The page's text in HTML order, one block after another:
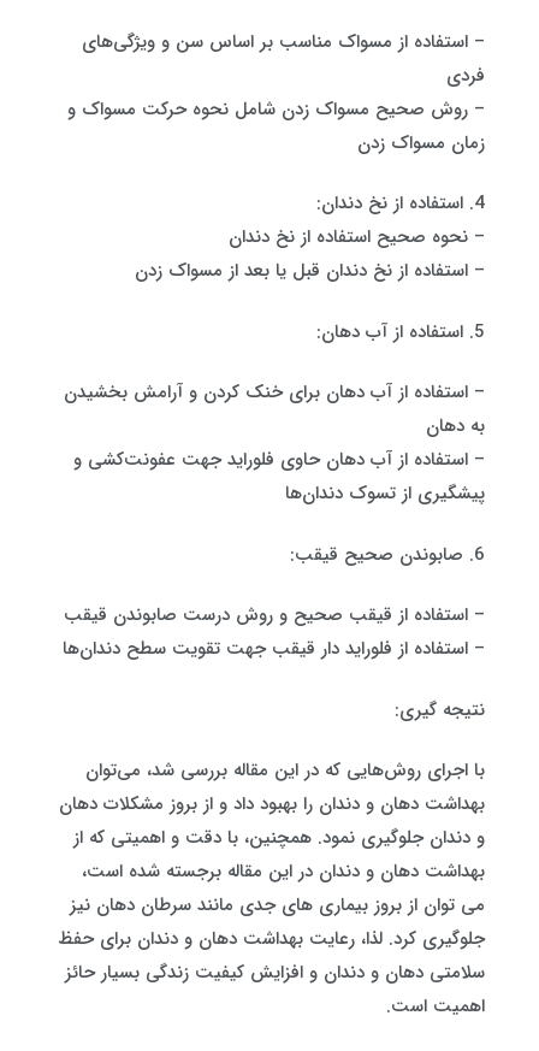
– استفاده از مسواک مناسب بر اساس سن و ویژگی‌های
فردی
– روش صحیح مسواک زدن شامل نحوه حرکت مسواک و
زمان مسواک زدن
4. استفاده از نخ دندان:
– نحوه صحیح استفاده از نخ دندان
– استفاده از نخ دندان قبل یا بعد از مسواک زدن
5. استفاده از آب دهان:
– استفاده از آب دهان برای خنک کردن و آرامش بخشیدن
به دهان
– استفاده از آب دهان حاوی فلوراید جهت عفونت‌کشی و
پیشگیری از تسوک دندان‌ها
6. صابوندن صحیح قیقب:
– استفاده از قیقب صحیح و روش درست صابوندن قیقب
– استفاده از فلوراید دار قیقب جهت تقویت سطح دندان‌ها
نتیجه گیری:
با اجرای روش‌هایی که در این مقاله بررسی شد، می‌توان
بهداشت دهان و دندان را بهبود داد و از بروز مشکلات دهان
و دندان جلوگیری نمود. همچنین، با دقت و اهمیتی که از
بهداشت دهان و دندان در این مقاله برجسته شده است،
می توان از بروز بیماری های جدی مانند سرطان دهان نیز
جلوگیری کرد. لذا، رعایت بهداشت دهان و دندان برای حفظ
سلامتی دهان و دندان و افزایش کیفیت زندگی بسیار حائز
اهمیت است.